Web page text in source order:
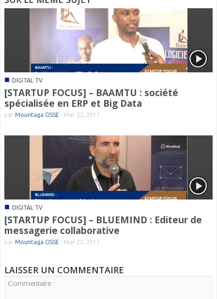
■ DIGITAL TV
[STARTUP FOCUS] – BAAMTU : société
spécialisée en ERP et Big Data
par Mountaga CISSE - Mar 22, 2017
■ DIGITAL TV
[STARTUP FOCUS] – BLUEMIND : Editeur de
messagerie collaborative
par Mountaga CISSE - Mar 22, 2017
LAISSER UN COMMENTAIRE